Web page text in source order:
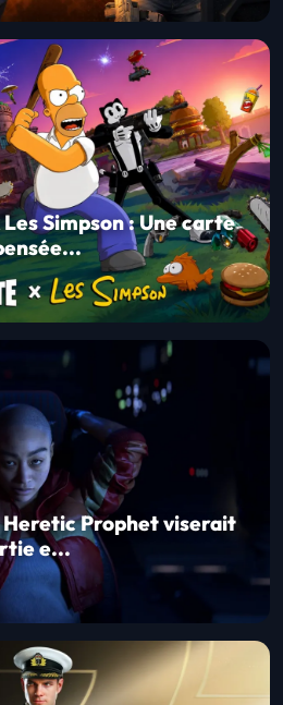
Simpson : Une carte
Prophet viserait
e...